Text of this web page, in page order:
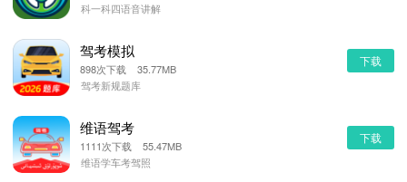
科一科四语音讲解
驾考模拟
898次下载 35.77MB
驾考新规题库
下载
维语驾考
1111次下载 55.47MB
维语学车考驾照
下载